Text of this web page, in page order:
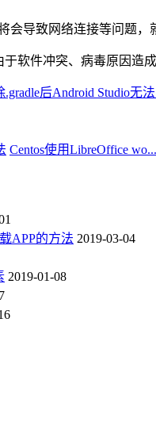
导致网络连接等问题，
软件冲突、病毒原因造成
.gradle后Android Studio无
Centos使用LibreOffice wo...
APP的方法 2019-03-04
2019-01-08